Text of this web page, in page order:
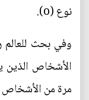
نوع (o).
وفي بحث للعالم
مرة من الأشخاص